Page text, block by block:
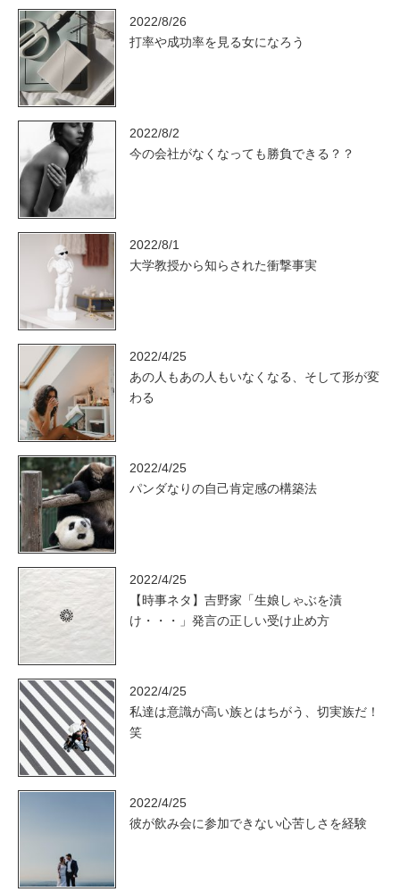
2022/8/26
打率や成功率を見る女になろう
2022/8/2
今の会社がなくなっても勝負できる？？
2022/8/1
大学教授から知らされた衝撃事実
2022/4/25
あの人もあの人もいなくなる、そして形が変
わる
2022/4/25
パンダなりの自己肯定感の構築法
2022/4/25
【時事ネタ】吉野家「生娘しゃぶを漬
け・・・」発言の正しい受け止め方
2022/4/25
私達は意識が高い族とはちがう、切実族だ！
笑
2022/4/25
彼が飲み会に参加できない心苦しさを経験